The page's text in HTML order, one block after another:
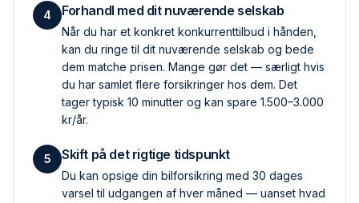
4 Forhandl med dit nuværende selskab
Når du har et konkret konkurrent­tilbud i hånden,
kan du ringe til dit nuværende selskab og bede
dem matche prisen. Mange gør det — særligt hvis
du har samlet flere forsikringer hos dem. Det
tager typisk 10 minutter og kan spare 1.500–3.000
kr/år.
5 Skift på det rigtige tidspunkt
Du kan opsige din bilforsikring med 30 dages
varsel til udgangen af hver måned — uanset hvad